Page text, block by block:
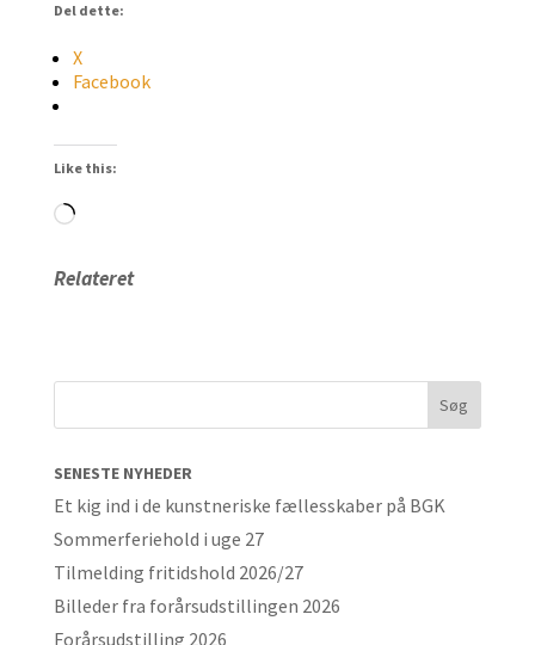
Del dette:
X
Facebook
Like this:
Loading…
Relateret
SENESTE NYHEDER
Et kig ind i de kunstneriske fællesskaber på BGK
Sommerferiehold i uge 27
Tilmelding fritidshold 2026/27
Billeder fra forårsudstillingen 2026
Forårsudstilling 2026